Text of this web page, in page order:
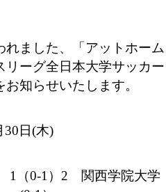
れました、「アットホー
リーグ全日本大学サッカ
知らせいたします。
日(木)
1（0-1）2 関西学